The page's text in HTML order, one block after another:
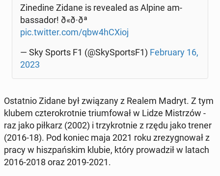
Zi­ne­di­ne Zidane is re­ve­aled as Alpine am­
bas­sa­dor! ð«ð·ðª
pic.twitter.com/qbw4hCXioj
— Sky Sports F1 (@Sky­SportsF1) Fe­bru­ary 16,
2023
Ostat­nio Zidane był zwią­za­ny z Realem Madryt. Z tym
klubem czte­ro­krot­nie trium­fo­wał w Lidze Mi­strzów -
raz jako piłkarz (2002) i trzy­krot­nie z rzędu jako trener
(2016-18). Pod koniec maja 2021 roku zre­zy­gno­wał z
pracy w hisz­pań­skim klubie, który pro­wa­dził w latach
2016-2018 oraz 2019-2021.